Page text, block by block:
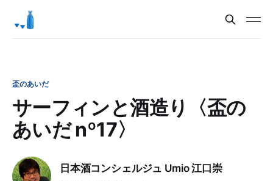
盃のあいだ
サーフィンと酒造り〈盃の
あいだ nº17〉
日本酒コンシェルジュ Umio 江口崇